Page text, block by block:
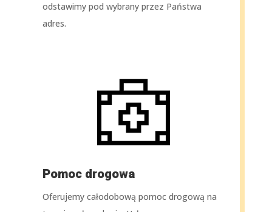
odstawimy pod wybrany przez Państwa
adres.
Pomoc drogowa
Oferujemy całodobową pomoc drogową na